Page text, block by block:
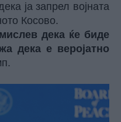
ја запрел војната
Косово.
дека ќе биде
дека е веројатно